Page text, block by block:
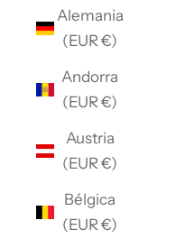
Alemania
(EUR €)
Andorra
(EUR €)
Austria
(EUR €)
Bélgica
(EUR €)